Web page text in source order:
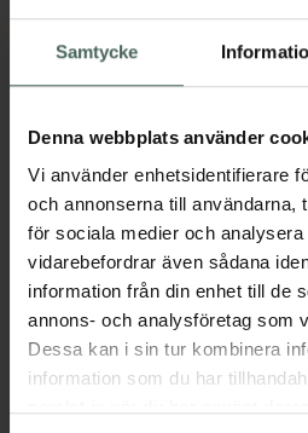
Samtycke
Denna webbplats använder
Vi använder enhetsidentifierare
och annonserna till användarna,
för sociala medier och
vidarebefordrar även sådana
information från din enhet till de
annons- och analysföretag som
Dessa kan i sin tur kombinera
information som du har
25%
4.2 av 5 i omdöme
Kronans Apotek
Ansiktsvatten Torr &
Normal hy
Ansiktsvatten